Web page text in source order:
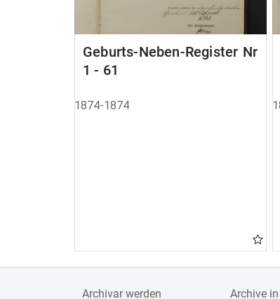
Geburts-Neben-Register Nr
1 - 61
1874-1874
Archivar werden Archive